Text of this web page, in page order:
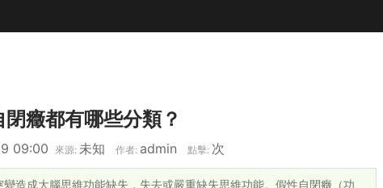
癥都有哪些分類？
09:00 來源: 未知 作者: admin 點擊: 次
成大腦思維功能缺失，失去或嚴重缺失思維功能。假性自閉癥（功